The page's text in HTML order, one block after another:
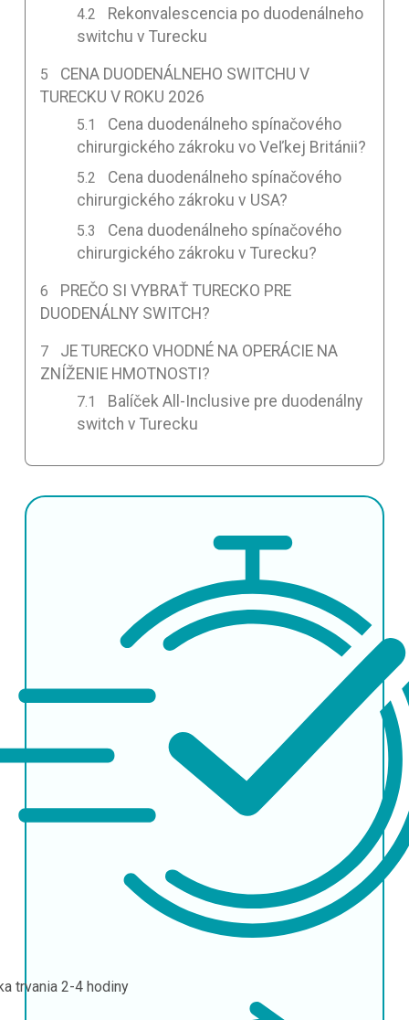
Rekonvalescencia po duodenálneho
switchu v Turecku
CENA DUODENÁLNEHO SWITCHU V
TURECKU V ROKU 2026
Cena duodenálneho spínačového
chirurgického zákroku vo Veľkej Británii?
Cena duodenálneho spínačového
chirurgického zákroku v USA?
Cena duodenálneho spínačového
chirurgického zákroku v Turecku?
PREČO SI VYBRAŤ TURECKO PRE
DUODENÁLNY SWITCH?
JE TURECKO VHODNÉ NA OPERÁCIE NA
ZNÍŽENIE HMOTNOSTI?
Balíček All-Inclusive pre duodenálny
switch v Turecku
trvania 2-4 hodiny